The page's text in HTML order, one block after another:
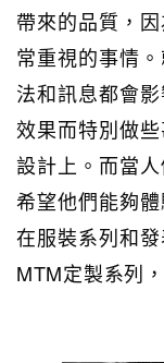
帶來的品質，
常重視的事情
法和訊息都會
效果而特別做
設計上。而當
希望他們能夠
在服裝系列和
MTM定製系列